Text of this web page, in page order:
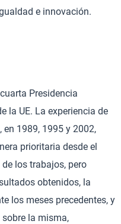
e innovación.
Presidencia
la UE. La experiencia de
en 1989, 1995 y 2002,
prioritaria desde el
los trabajos, pero
obtenidos, la
los meses precedentes, y
la misma,